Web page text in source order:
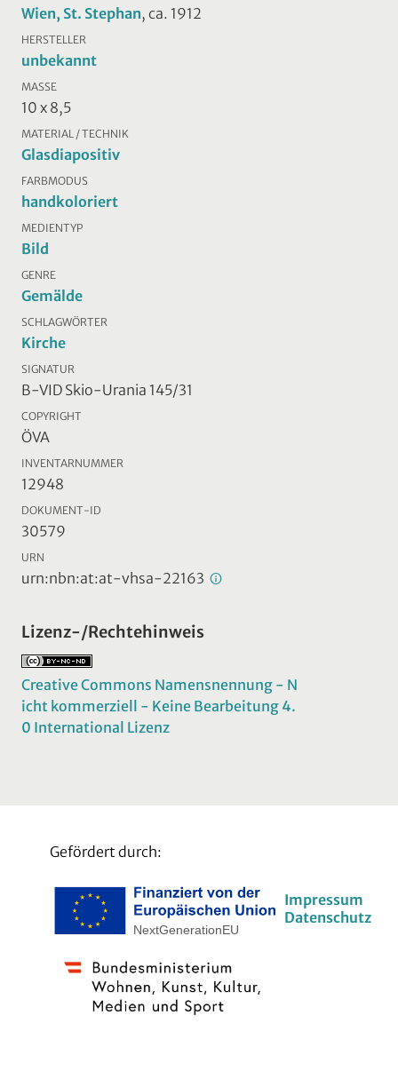
Wien, St. Stephan, ca. 1912
HERSTELLER
unbekannt
MASSE
10 x 8,5
MATERIAL / TECHNIK
Glasdiapositiv
FARBMODUS
handkoloriert
MEDIENTYP
Bild
GENRE
Gemälde
SCHLAGWÖRTER
Kirche
SIGNATUR
B-VID Skio-Urania 145/31
COPYRIGHT
ÖVA
INVENTARNUMMER
12948
DOKUMENT-ID
30579
URN
urn:nbn:at:at-vhsa-22163
Lizenz-/Rechtehinweis
Creative Commons Namensnennung - N
icht kommerziell - Keine Bearbeitung 4.
0 International Lizenz
Gefördert durch:
Impressum
Datenschutz